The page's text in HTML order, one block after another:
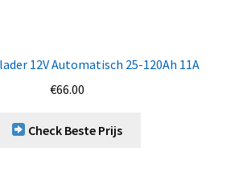
12V Automatisch 25-120Ah 11A
€66.00
Check Beste Prijs